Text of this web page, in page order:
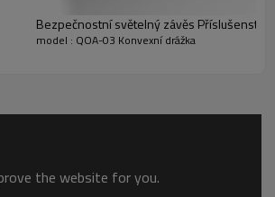
Bezpečnostní světelný závěs Příslušenství
model : QOA-03 Konvexní drážka
the website for you.